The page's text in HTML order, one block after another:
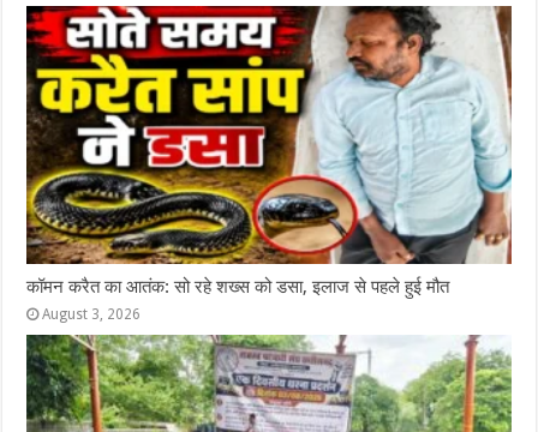
कॉमन करैत का आतंक: सो रहे शख्स को डसा, इलाज से पहले हुई मौत
August 3, 2026